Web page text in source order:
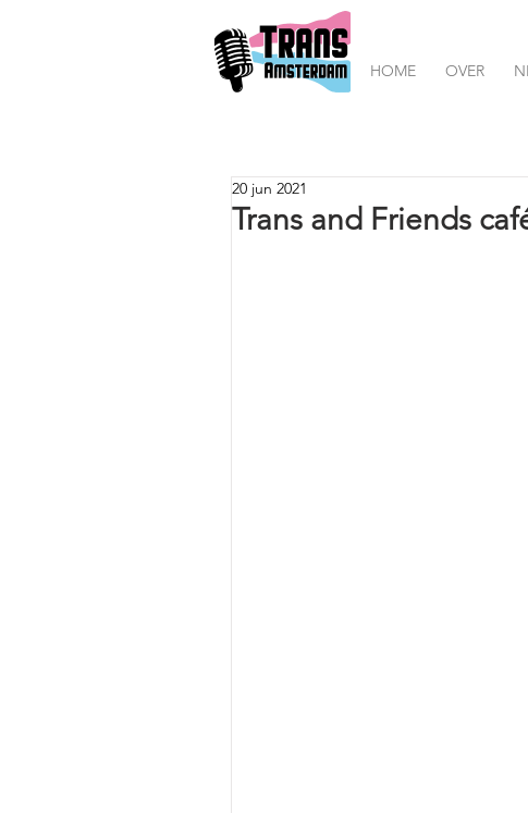
HOME OVER
Trans and Friends
20 jun 2021